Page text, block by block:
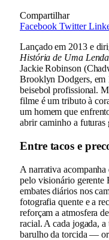
Compartilhar
Facebook Twitter
Lançado em 2013 e
História de Uma Lenda
Jackie Robinson
Brooklyn Dodgers, em
beisebol profissional.
filme é um tributo à
um homem que
abrir caminho a futuras
Entre tacos e
A narrativa acompanha
pelo visionário gerente
embates diários nos
fotografia quente e a
reforçam a atmosfera
racial. A cada jogada,
barulho da torcida —